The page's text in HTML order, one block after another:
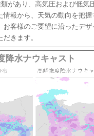
があり、高気圧および低気
情報から、天気の動向を把握
お客様のご要望に沿ったデ
きます。
降水ナウキャスト